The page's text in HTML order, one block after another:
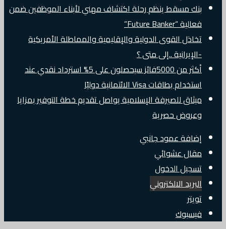
بنك مسقط ينظم رحلة اكتشاف مهني لأبناء الموظفين ضمن
فعالية “Future Banker”
تخاذل القوى الدولية والإقليمية والمماطلة الأمريكية
-الإيرانية ..إلى متى ؟
أكثر من 5000فائز سيحصلون على 5% استرداد نقدي عند
استخدام بطاقات Visa الائتمانية دوليًا
ميثاق للصيرفة الإسلامية يواصل تقديم خطة التوفير بمزايا
وعروض حصرية
إضافة عمود جانبي
مقال عشوائي
تسجيل الدخول
البريد الالكتروني
تويتر
فيسبوك